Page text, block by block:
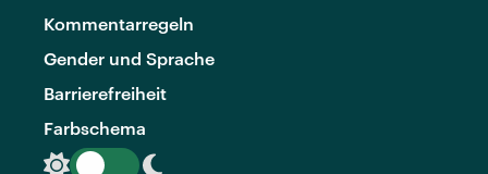
Kommentarregeln
Gender und Sprache
Barrierefreiheit
Farbschema